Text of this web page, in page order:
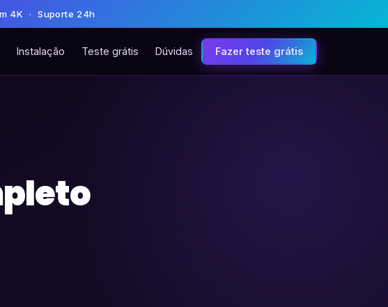
4K · Suporte 24h
Instalação Teste grátis Dúvidas Fazer teste grátis